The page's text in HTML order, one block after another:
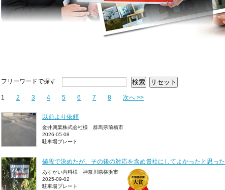
フリーワードで探す
1 2 3 4 5 6 7 8 次へ >>
以前より依頼
金井興業株式会社様 群馬県前橋市
2026-05-08
駐車場プレート
値段で決めたが、その後の対応を含め貴社にしてよかったと思った
あすかい内科様 神奈川県横浜市
2025-09-02
駐車場プレート